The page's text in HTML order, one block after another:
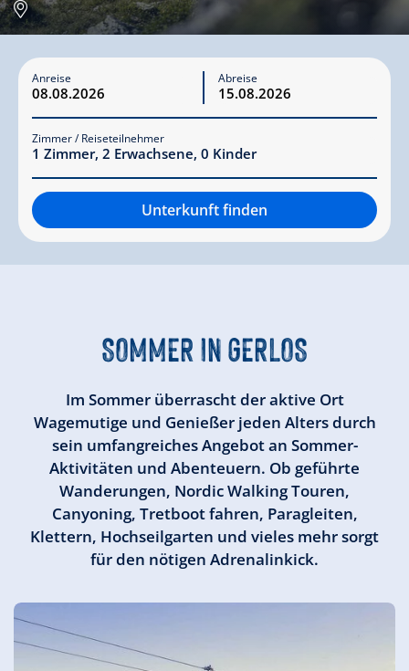
Anreise Abreise
Zimmer / Reiseteilnehmer
1 Zimmer, 2 Erwachsene, 0 Kinder
Unterkunft finden
SOMMER IN GERLOS
Im Sommer überrascht der aktive Ort
Wagemutige und Genießer jeden Alters durch
sein umfangreiches Angebot an Sommer-
Aktivitäten und Abenteuern. Ob geführte
Wanderungen, Nordic Walking Touren,
Canyoning, Tretboot fahren, Paragleiten,
Klettern, Hochseilgarten und vieles mehr sorgt
für den nötigen Adrenalinkick.